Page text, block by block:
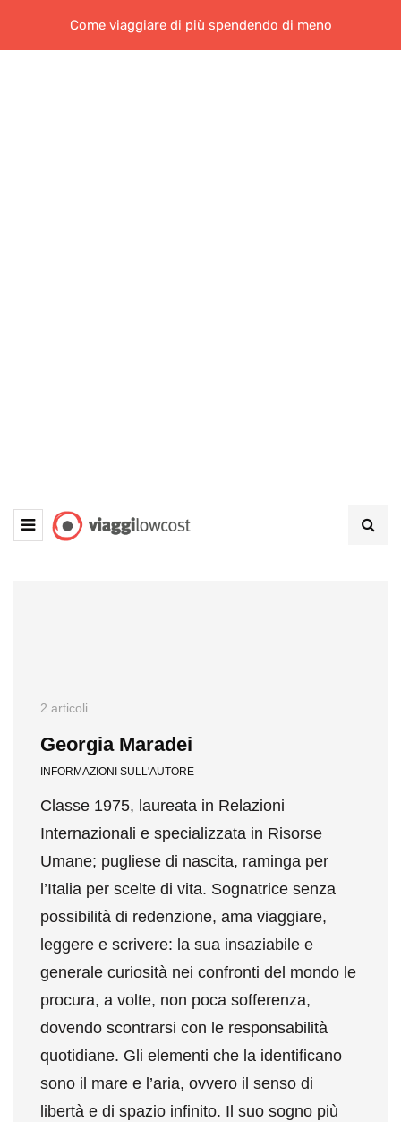
Come viaggiare di più spendendo di meno
2 articoli
Georgia Maradei
INFORMAZIONI SULL'AUTORE
Classe 1975, laureata in Relazioni
Internazionali e specializzata in Risorse
Umane; pugliese di nascita, raminga per
l’Italia per scelte di vita. Sognatrice senza
possibilità di redenzione, ama viaggiare,
leggere e scrivere: la sua insaziabile e
generale curiosità nei confronti del mondo le
procura, a volte, non poca sofferenza,
dovendo scontrarsi con le responsabilità
quotidiane. Gli elementi che la identificano
sono il mare e l’aria, ovvero il senso di
libertà e di spazio infinito. Il suo sogno più